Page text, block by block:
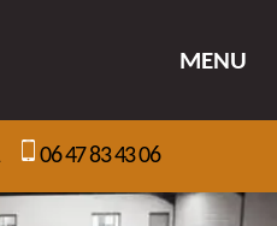
MENU
06 47 83 43 06